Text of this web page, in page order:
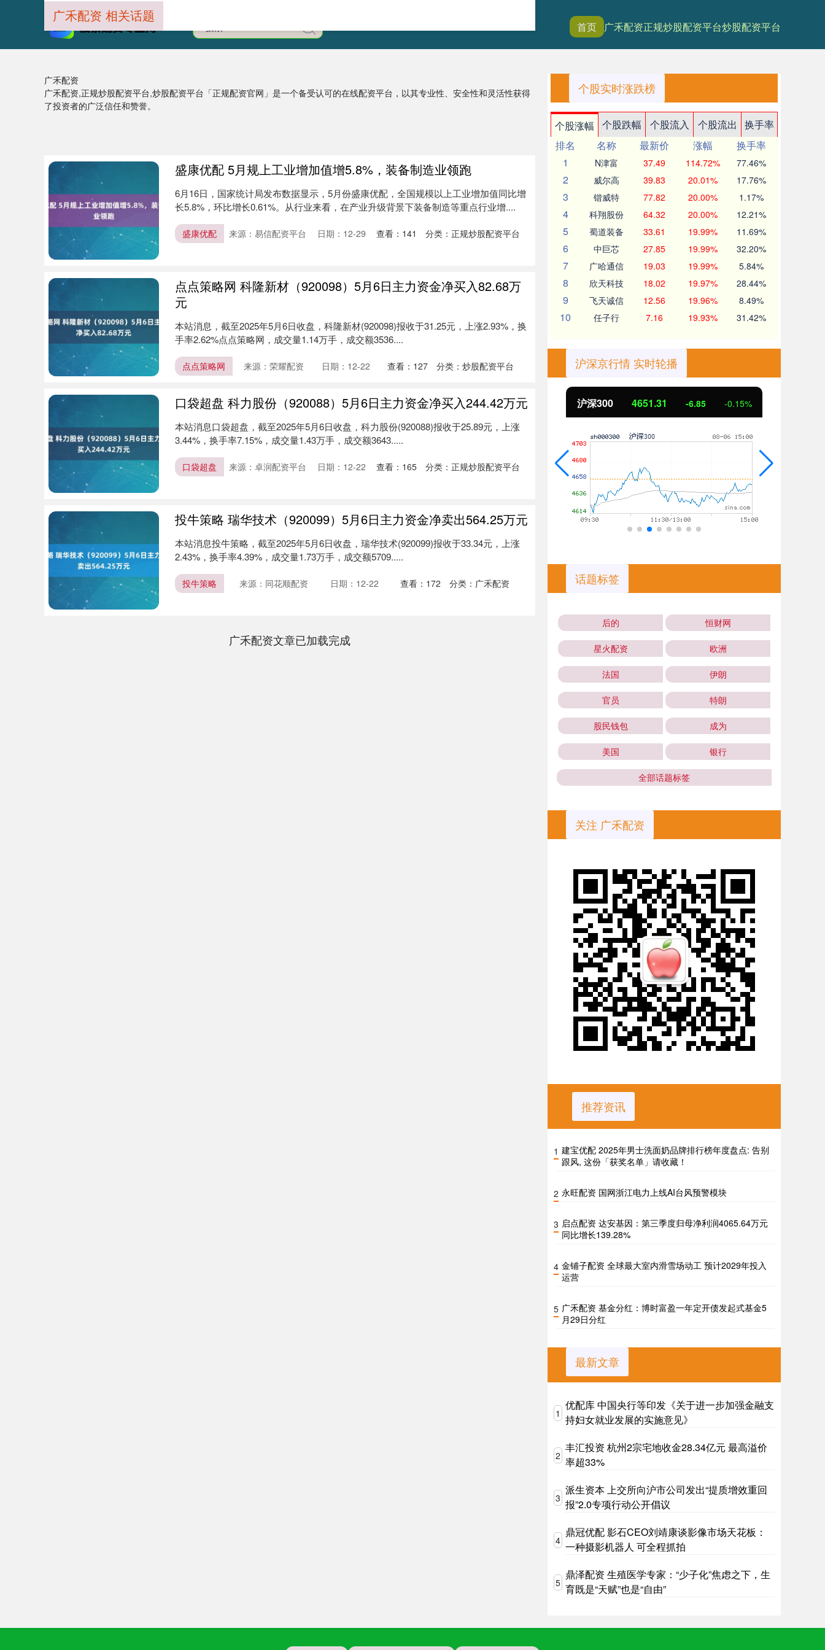
首页 广禾配资正规炒股配资平台炒股配资平台
广禾配资
广禾配资,正规炒股配资平台,炒股配资平台「正规配资官网」是一个备受认可的在线配资平台，以其专业性、安全性和灵活性获得
了投资者的广泛信任和赞誉。
广禾配资 相关话题
盛康优配 5月规上工业增加值增5.8%，装备制造业领跑
6月16日，国家统计局发布数据显示，5月份盛康优配，全国规模以上工业增加值同比增
长5.8%，环比增长0.61%。从行业来看，在产业升级背景下装备制造等重点行业增....
盛康优配 来源：易信配资平台 日期：12-29 查看： 141 分类：正规炒股配资平台
点点策略网 科隆新材（920098）5月6日主力资金净买入82.68万
元
本站消息，截至2025年5月6日收盘，科隆新材(920098)报收于31.25元，上涨2.93%，换
手率2.62%点点策略网，成交量1.14万手，成交额3536....
点点策略网 来源：荣耀配资 日期：12-22 查看： 127 分类： 炒股配资平台
口袋超盘 科力股份（920088）5月6日主力资金净买入244.42万元
本站消息口袋超盘，截至2025年5月6日收盘，科力股份(920088)报收于25.89元，上涨
3.44%，换手率7.15%，成交量1.43万手，成交额3643.....
口袋超盘 来源：卓润配资平台 日期：12-22 查看： 165 分类：正规炒股配资平台
投牛策略 瑞华技术（920099）5月6日主力资金净卖出564.25万元
本站消息投牛策略，截至2025年5月6日收盘，瑞华技术(920099)报收于33.34元，上涨
2.43%，换手率4.39%，成交量1.73万手，成交额5709.....
投牛策略 来源：同花顺配资 日期：12-22 查看： 172 分类： 广禾配资
广禾配资文章已加载完成
个股实时涨跌榜
个股涨幅 个股跌幅 个股流入 个股流出
换手率
排名
名称 最新价 涨幅
换手率
1
N津富 37.49 114.72% 77.46%
2 威尔高 39.83 20.01% 17.76%
3 锴威特 77.82 20.00% 1.17%
4 科翔股份 64.32 20.00% 12.21%
5 蜀道装备 33.61 19.99% 11.69%
6 中巨芯 27.85 19.99% 32.20%
7 广哈通信 19.03 19.99% 5.84%
8 欣天科技 18.02 19.97% 28.44%
9 飞天诚信 12.56 19.96% 8.49%
10 任子行 7.16 19.93% 31.42%
沪深京行情 实时轮播
-0.01% 3900.35 21.92 0.57% 深证成指 14110.12 -34.08 -0.24% 沪深300 4651.31 -6.85 -0.15%
话题标签
后的 恒财网
星火配资 欧洲
法国 伊朗
官员 特朗
股民钱包 成为
美国 银行
全部话题标签
关注 广禾配资
推荐资讯
1 建宝优配 2025年男士洗面奶品牌排行榜年度盘点: 告别
跟风, 这份「获奖名单」请收藏！
2 永旺配资 国网浙江电力上线AI台风预警模块
3 启点配资 达安基因：第三季度归母净利润4065.64万元
同比增长139.28%
4 金铺子配资 全球最大室内滑雪场动工 预计2029年投入
运营
5 广禾配资 基金分红：博时富盈一年定开债发起式基金5
月29日分红
最新文章
1
优配库 中国央行等印发《关于进一步加强金融支
持妇女就业发展的实施意见》
2
丰汇投资 杭州2宗宅地收金28.34亿元 最高溢价
率超33%
3
派生资本 上交所向沪市公司发出“提质增效重回
报”2.0专项行动公开倡议
4
鼎冠优配 影石CEO刘靖康谈影像市场天花板：
一种摄影机器人 可全程抓拍
5
鼎泽配资 生殖医学专家：“少子化”焦虑之下，生
育既是“天赋”也是“自由”